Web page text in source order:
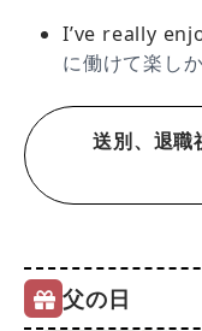
I’ve really
に働けて楽し
送別、退職
父の日